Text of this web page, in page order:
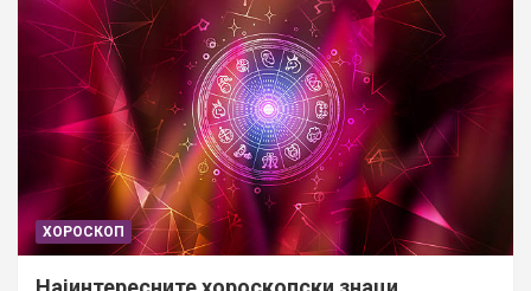
ХОРОСКОП